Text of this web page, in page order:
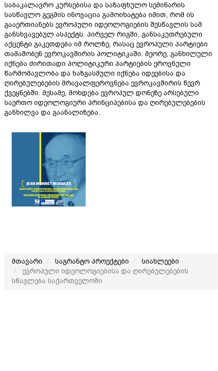
საბაკალავრო კურსებისა და საზაფხულო სემინარის
სასწავლო გეგმის ინოვაცია გამოიხატება იმით, რომ ის
გააერთიანებს ევროპული იდეოლოგიების შესწავლის სამ
განსხვავებულ ასპექტს. პირველ რიგში, განსაკუთრებული
აქცენტი გაკეთდება იმ როლზე, რასაც ევროპული პარტიები
თამაშობენ ევროკავშირის პოლიტიკაში. მეორე, განხილული
იქნება ძირითადი პოლიტიკური პარტიების ეროვნული
წარმომავლობა და ხაზგასმული იქნება იდეებისა და
ღირებულებების მრავალფეროვნება ევროკავშირის წევრ
ქვეყნებში. მესამე, მოხდება ევროპულ დონეზე არსებული
საერთო იდეოლოგიური პრინციპებისა და ღირებულებების
განხილვა და გაანალიზება.
მთავარი საგრანტო პროექტები
სიახლეები
ევროპული იდეოლოგიებისა და ღირებულებების
სწავლება საქართველოში